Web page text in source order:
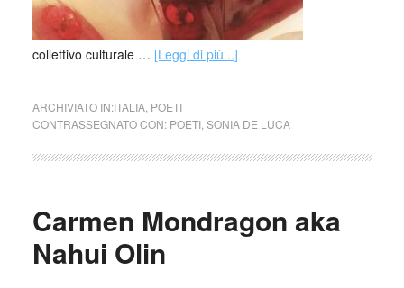
collettivo culturale … [Leggi di più...]
ARCHIVIATO IN:ITALIA, POETI
CONTRASSEGNATO CON: POETI, SONIA DE LUCA
Carmen Mondragon aka
Nahui Olin